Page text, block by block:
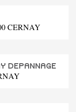
CERNAY
DEPANNAGE